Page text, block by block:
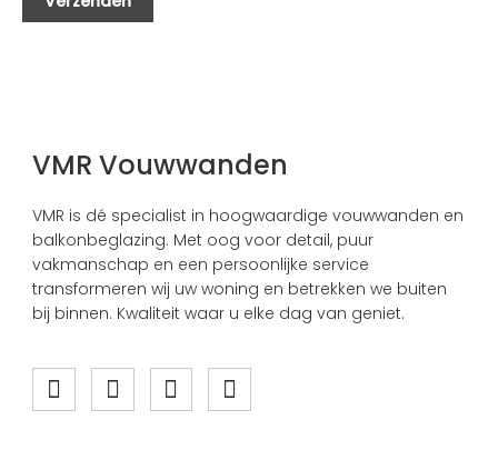
VMR Vouwwanden
VMR is dé specialist in hoogwaardige vouwwanden en
balkonbeglazing. Met oog voor detail, puur
vakmanschap en een persoonlijke service
transformeren wij uw woning en betrekken we buiten
bij binnen. Kwaliteit waar u elke dag van geniet.